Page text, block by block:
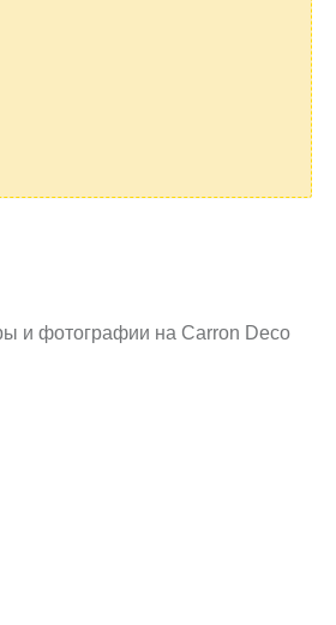
и фотографии на Carron Deco